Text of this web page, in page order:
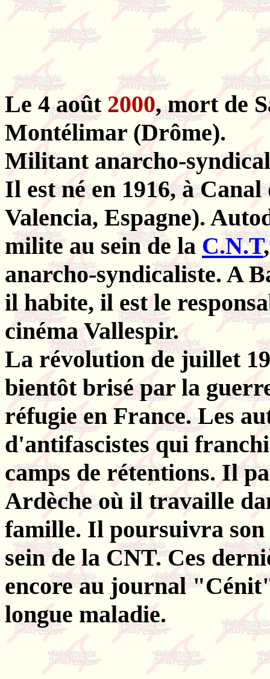
Le 4 août 2000, mort de
Montélimar (Drôme).
Militant anarcho-
Il est né en 1916, à
Valencia, Espagne).
milite au sein de la C.N.T
anarcho-syndicaliste. A
il habite, il est le
cinéma Vallespir.
La révolution de juillet
bientôt brisé par la
réfugie en France. Les
d'antifascistes qui
camps de rétentions. Il
Ardèche où il travaille
famille. Il poursuivra
sein de la CNT. Ces
encore au journal
longue maladie.